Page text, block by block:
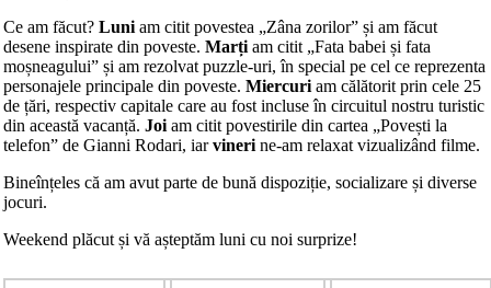
Ce am făcut? Luni am citit povestea „Zâna zorilor” și am făcut
desene inspirate din poveste. Marți am citit „Fata babei și fata
moșneagului” și am rezolvat puzzle-uri, în special pe cel ce reprezenta
personajele principale din poveste. Miercuri am călătorit prin cele 25
de țări, respectiv capitale care au fost incluse în circuitul nostru turistic
din această vacanță. Joi am citit povestirile din cartea „Povești la
telefon” de Gianni Rodari, iarvineri ne-am relaxat vizualizând filme.
Bineînțeles că am avut parte de bună dispoziție, socializare și diverse
jocuri.
Weekend plăcut și vă așteptăm luni cu noi surprize!